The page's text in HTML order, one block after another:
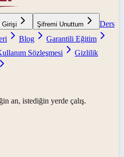
Girişi Şifremi Unuttum
Ders
Blog
Garantili Eğitim
Sözleşmesi
Gizlilik
an, istediğin yerde çalış.